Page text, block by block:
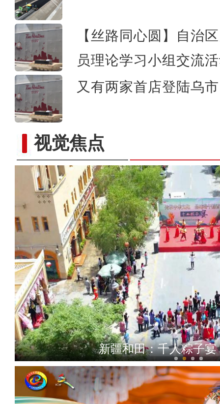
【丝路同心圆】自治
员理论学习小组交流
又有两家首店登陆乌
视觉焦点探班电影《大改水》慕士
新疆和田：千人粽子